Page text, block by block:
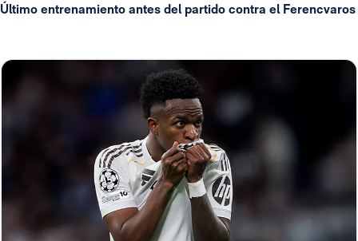
Último entrenamiento antes del partido contra el Ferencvaros